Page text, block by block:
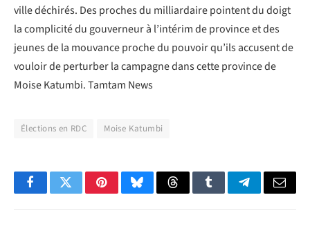
ville déchirés. Des proches du milliardaire pointent du doigt
la complicité du gouverneur à l’intérim de province et des
jeunes de la mouvance proche du pouvoir qu’ils accusent de
vouloir de perturber la campagne dans cette province de
Moise Katumbi. Tamtam News
Élections en RDC Moise Katumbi
FacebookTwitterPinterestBlueskyThreadsTumblrTelegramEmail